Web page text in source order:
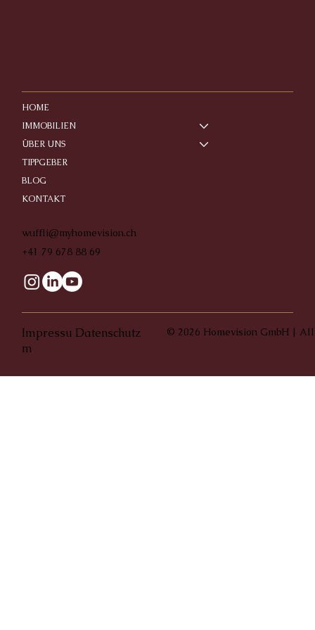
HOME
IMMOBILIEN
ÜBER UNS
TIPPGEBER
BLOG
KONTAKT
wuffli@myhomevision.ch
+41 79 678 88 69
Impressu
m
Datenschutz © 2026 Homevision GmbH |